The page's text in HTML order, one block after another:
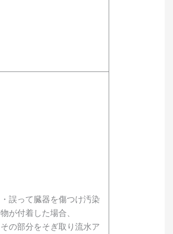
・誤って臓器を傷つけ汚染
物が付着した場合、
その部分をそぎ取り流水ア